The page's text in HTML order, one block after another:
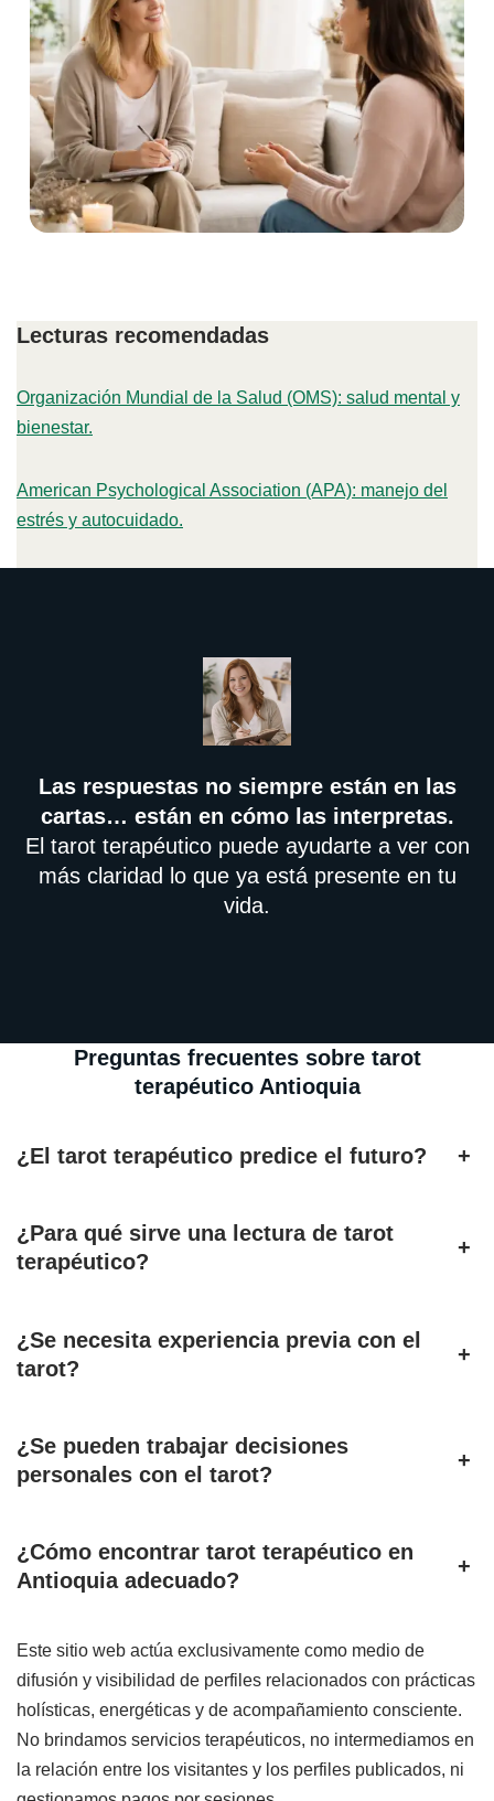
Lecturas recomendadas
Organización Mundial de la Salud (OMS): salud mental y
bienestar.
American Psychological Association (APA): manejo del
estrés y autocuidado.
Las respuestas no siempre están en las
cartas… están en cómo las interpretas.
El tarot terapéutico puede ayudarte a ver con
más claridad lo que ya está presente en tu
vida.
Preguntas frecuentes sobre tarot
terapéutico Antioquia
¿El tarot terapéutico predice el futuro? +
¿Para qué sirve una lectura de tarot
terapéutico?
+
¿Se necesita experiencia previa con el
tarot?
+
¿Se pueden trabajar decisiones
personales con el tarot?
+
¿Cómo encontrar tarot terapéutico en
Antioquia adecuado?
+
Este sitio web actúa exclusivamente como medio de
difusión y visibilidad de perfiles relacionados con prácticas
holísticas, energéticas y de acompañamiento consciente.
No brindamos servicios terapéuticos, no intermediamos en
la relación entre los visitantes y los perfiles publicados, ni